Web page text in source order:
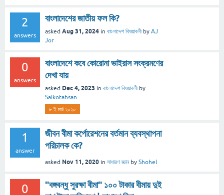
2
answers
বাংলাদেশের জাতীয় ফল কি?
asked Aug 31, 2024 in বাংলাদেশ বিষয়াবলী by AJ
Jor
0
answers
বাংলাদেশে কবে কোরোনা ভাইরাস সংক্রমণের
দেখা যায়
asked Dec 4, 2023 in বাংলাদেশ বিষয়াবলী by
Saikotahsan
৮ ই মার্চ ২০২০
1
answer
জীবন বীমা কর্পোরেশনের বর্তমান ব্যবস্থাপনা
পরিচালক কে?
asked Nov 11, 2020 in সাধারণ জ্ঞান by Shohel
0
"বঙ্গবন্ধু সুরক্ষা বীমা" ১০০ টাকার বীমায় দুই